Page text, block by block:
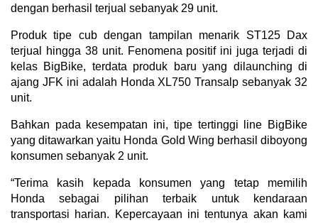
dengan berhasil terjual sebanyak 29 unit.
Produk tipe cub dengan tampilan menarik ST125 Dax
terjual hingga 38 unit. Fenomena positif ini juga terjadi di
kelas BigBike, terdata produk baru yang dilaunching di
ajang JFK ini adalah Honda XL750 Transalp sebanyak 32
unit.
Bahkan pada kesempatan ini, tipe tertinggi line BigBike
yang ditawarkan yaitu Honda Gold Wing berhasil diboyong
konsumen sebanyak 2 unit.
“Terima kasih kepada konsumen yang tetap memilih
Honda sebagai pilihan terbaik untuk kendaraan
transportasi harian. Kepercayaan ini tentunya akan kami